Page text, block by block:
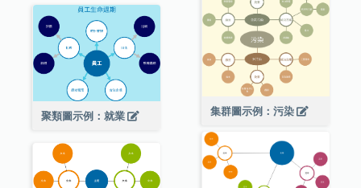
集群圖示例：污染
聚類圖示例：就業